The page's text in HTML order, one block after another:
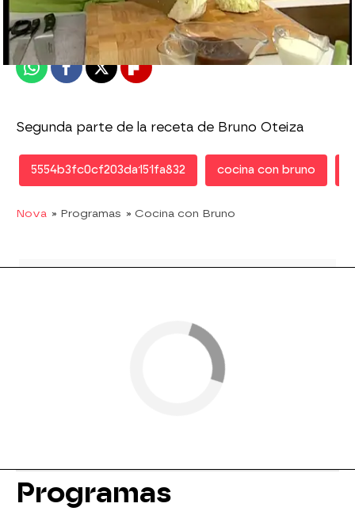
Publicado: 30 de septiembre de 2011, 17:22
WhatsappFacebook
X Flipboard
Segunda parte de la receta de Bruno Oteiza
5554b3fc0cf203da151fa832 cocina con bruno
Nova » Programas » Cocina con Bruno
Programas